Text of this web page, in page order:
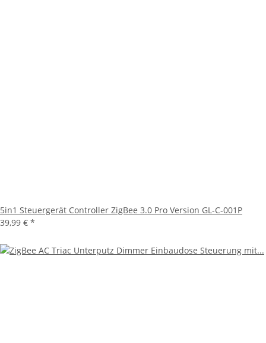
5in1 Steuergerät Controller ZigBee 3.0 Pro Version GL-C-001P
39,99 € *